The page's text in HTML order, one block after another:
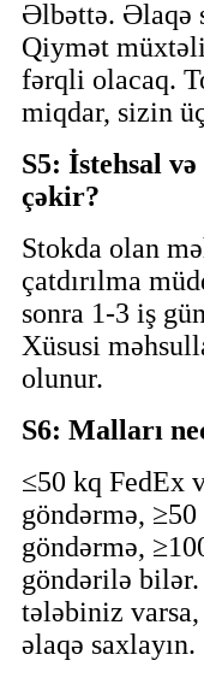
Əlbəttə. Əlaqə
Qiymət
fərqli olacaq.
miqdar, sizin
S5: İstehsal
çəkir?
Stokda olan
çatdırılma
sonra 1-3 iş
Xüsusi
olunur.
S6: Malları
≤50 kq FedEx
göndərmə,
göndərmə,
göndərilə bilər.
tələbiniz
əlaqə saxlayın.